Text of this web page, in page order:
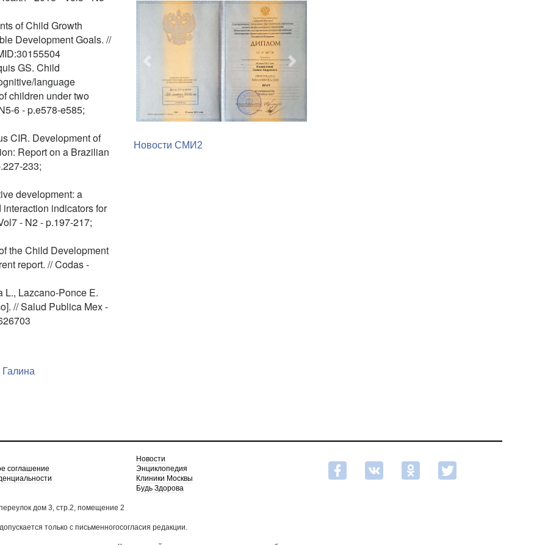
of Child Growth
Development Goals. //
GS. Child
language
children under two
6 - p.e578-e585;
CIR. Development of
Report on a Brazilian
233;
development: a
indicators for
- N2 - p.197-217;
the Child Development
report. // Codas -
L., Lazcano-Ponce E.
// Salud Publica Mex -
Предыдущий Следующий
Новости СМИ2
соглашение
Новости
Энциклопедия
Клиники Москвы
Будь Здорова
дом 3, стр.2, помещение 2
только с письменногосогласия редакции.